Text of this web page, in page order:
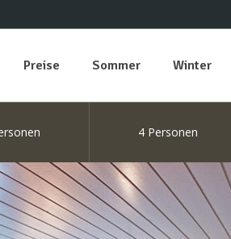
Preise Sommer Winter
4 Personen